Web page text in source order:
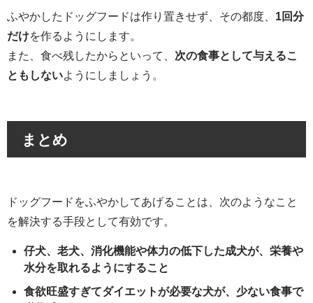
ふやかしたドッグフードは作り置きせず、その都度、 1回分
だけを作るようにします。
また、食べ残したからといって、 次の食事として与えるこ
ともしない ようにしましょう。
まとめ
ドッグフードをふやかしてあげることは、次のようなこと
を解決する手段として有効です。
仔犬、老犬、消化機能や体力の低下した成犬が、栄養や
水分を取れるようにすること
食欲旺盛すぎてダイエットが必要な犬が、少ない食事で